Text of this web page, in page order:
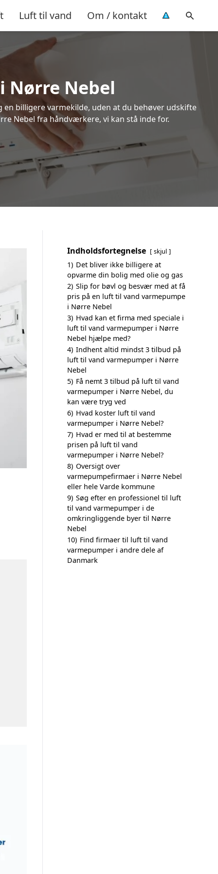
Luft til vand Om / kontakt
Nebel
billigere varmekilde, uden at du behøver udskifte
Nebel fra håndværkere, vi kan stå inde for.
Indholdsfortegnelse skjul
1) Det bliver ikke billigere at
opvarme din bolig med olie og gas
2) Slip for bøvl og besvær med at få
pris på en luft til vand varmepumpe
i Nørre Nebel
3) Hvad kan et firma med speciale i
luft til vand varmepumper i Nørre
Nebel hjælpe med?
4) Indhent altid mindst 3 tilbud på
luft til vand varmepumper i Nørre
Nebel
5) Få nemt 3 tilbud på luft til vand
varmepumper i Nørre Nebel, du
kan være tryg ved
6) Hvad koster luft til vand
varmepumper i Nørre Nebel?
7) Hvad er med til at bestemme
prisen på luft til vand
varmepumper i Nørre Nebel?
8) Oversigt over
varmepumpefirmaer i Nørre Nebel
eller hele Varde kommune
9) Søg efter en professionel til luft
til vand varmepumper i de
omkringliggende byer til Nørre
Nebel
10) Find firmaer til luft til vand
varmepumper i andre dele af
Danmark